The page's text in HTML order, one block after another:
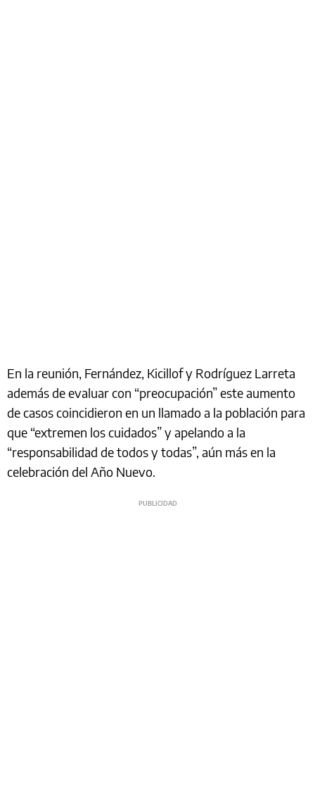
En la reunión, Fernández, Kicillof y Rodríguez Larreta
además de evaluar con “preocupación” este aumento
de casos coincidieron en un llamado a la población para
que “extremen los cuidados” y apelando a la
“responsabilidad de todos y todas”, aún más en la
celebración del Año Nuevo.